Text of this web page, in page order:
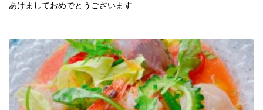
あけましておめでとうございます